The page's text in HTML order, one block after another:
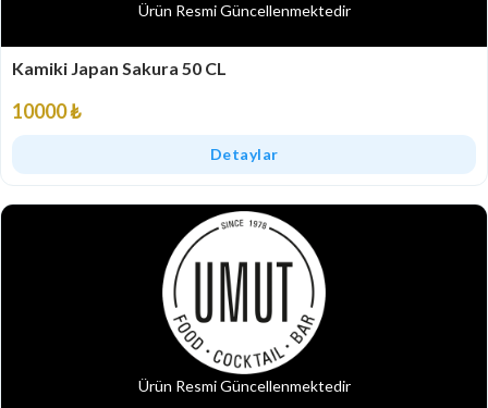
Ürün Resmi Güncellenmektedir
Kamiki Japan Sakura 50 CL
10000 ₺
Detaylar
Ürün Resmi Güncellenmektedir